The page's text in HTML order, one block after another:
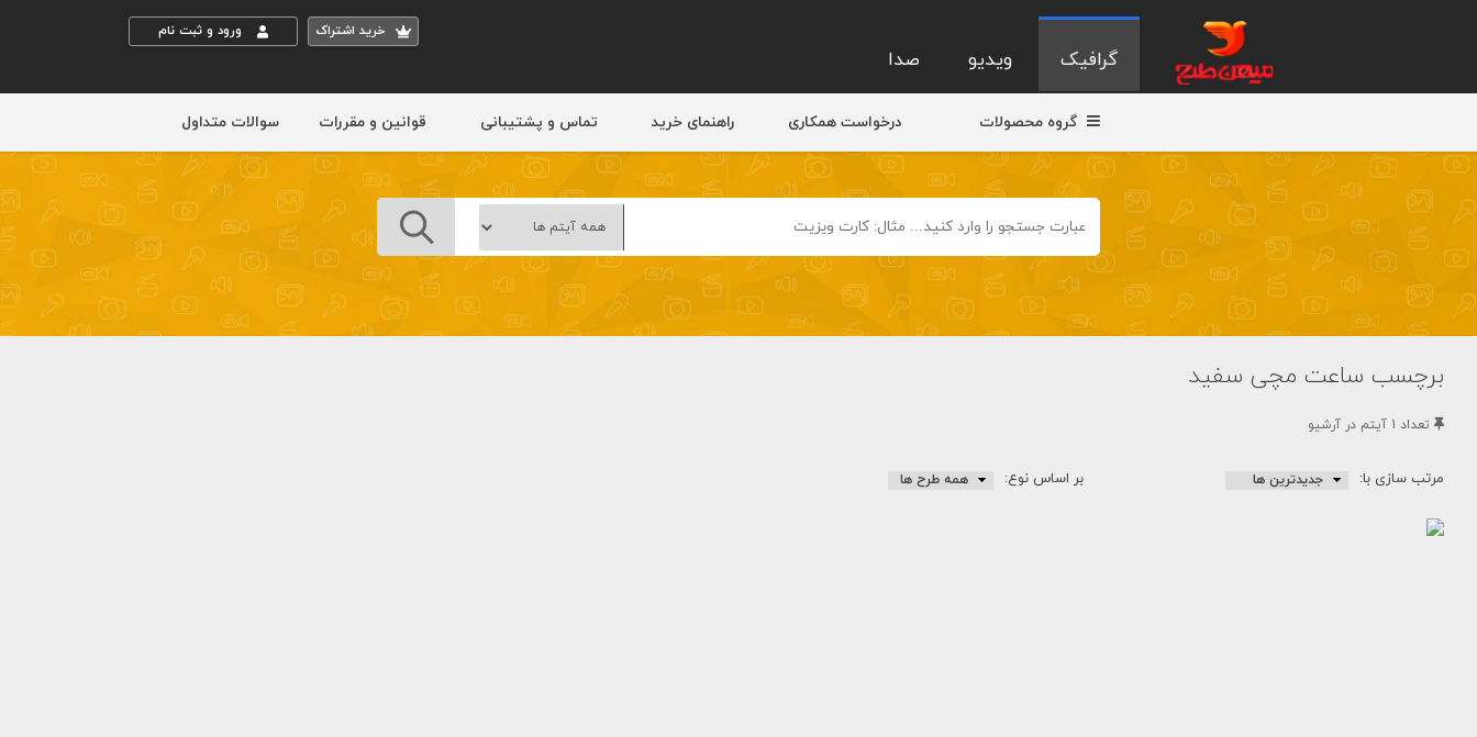
خريد اشتراک ورود و ثبت نام
گرافیک ویدیو صدا
گروه محصولات درخواست همکاری راهنمای خرید تماس و پشتیبانی قوانین و مقررات سوالات متداول
برچسب ساعت مچی سفید
تعداد 1 آيتم در آرشيو
مرتب سازی با: بر اساس نوع: